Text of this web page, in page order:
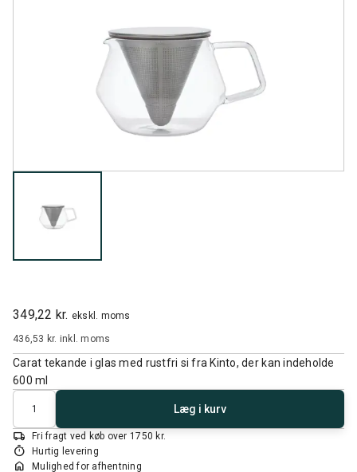
349,22 kr. ekskl. moms
436,53 kr. inkl. moms
Carat tekande i glas med rustfri si fra Kinto, der kan indeholde
600 ml
Antal
Læg i kurv
local_shipping Fri fragt ved køb over 1750 kr.
timer Hurtig levering
home Mulighed for afhentning